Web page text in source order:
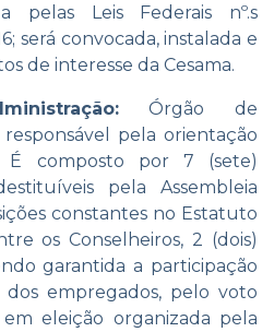
pelas Leis Federais nº.s
será convocada, instalada e
de interesse da Cesama.
Órgão de
pela orientação
É composto por 7 (sete)
pela Assembleia
constantes no Estatuto
os Conselheiros, 2 (dois)
garantida a participação
empregados, pelo voto
eleição organizada pela